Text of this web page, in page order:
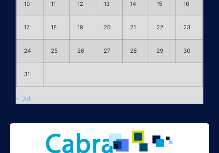
10 11 12 13 14 15 16
17 18 19 20 21 22 23
24 25 26 27 28 29 30
31
« Jul